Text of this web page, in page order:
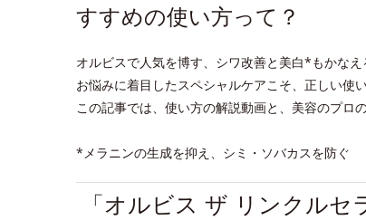
すすめの使い方って？
オルビスで人気を博す、シワ改善と美白*もかな
お悩みに着目したスペシャルケアこそ、正しい使
この記事では、使い方の解説動画と、美容のプロ
*メラニンの生成を抑え、シミ・ソバカスを防ぐ
「オルビス ザ リンクル